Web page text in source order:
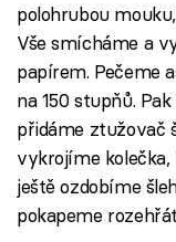
polohrubou
Vše smícháme a
papírem. Pečeme
na 150 stupňů.
přidáme ztužovač
vykrojíme
ještě ozdobíme
pokapeme